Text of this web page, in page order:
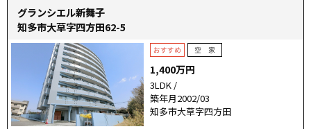
グランシエル新舞子
知多市大草字四方田62-5
1,400万円
3LDK /
築年月2002/03
知多市大草字四方田